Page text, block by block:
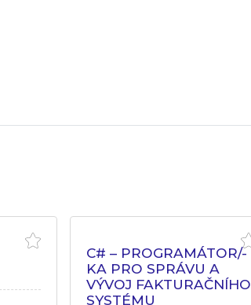
C# – PROGRAMÁTOR/-
KA PRO SPRÁVU A
VÝVOJ FAKTURAČNÍHO
SYSTÉMU